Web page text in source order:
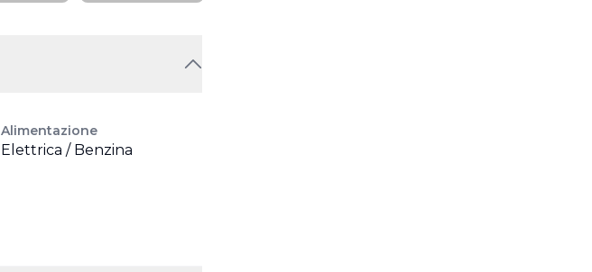
Alimentazione
Elettrica / Benzina